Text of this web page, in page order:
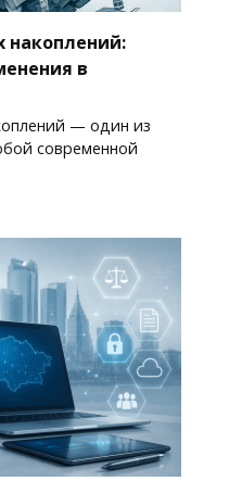
накоплений:
в
— один из
современной